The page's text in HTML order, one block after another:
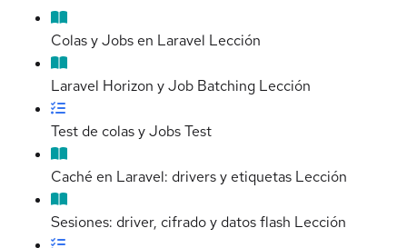
Colas y Jobs en Laravel Lección
Laravel Horizon y Job Batching Lección
Test de colas y JobsTest
Caché en Laravel: drivers y etiquetas Lección
Sesiones: driver, cifrado y datos flash Lección